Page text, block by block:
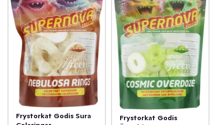
Frystorkat Godis Sura
Frystorkat Godis